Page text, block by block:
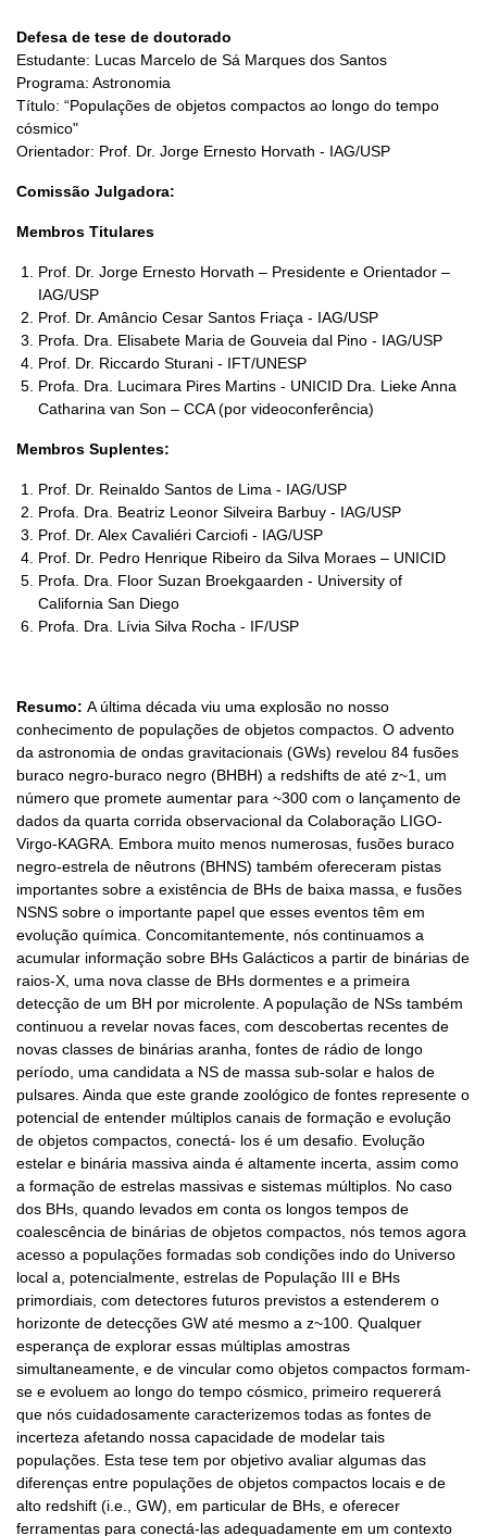
Defesa de tese de doutorado
Estudante: Lucas Marcelo de Sá Marques dos Santos
Programa: Astronomia
Título: “Populações de objetos compactos ao longo do tempo
cósmico"
Orientador: Prof. Dr. Jorge Ernesto Horvath - IAG/USP
Comissão Julgadora:
Membros Titulares
Prof. Dr. Jorge Ernesto Horvath – Presidente e Orientador –
IAG/USP
Prof. Dr. Amâncio Cesar Santos Friaça - IAG/USP
Profa. Dra. Elisabete Maria de Gouveia dal Pino - IAG/USP
Prof. Dr. Riccardo Sturani - IFT/UNESP
Profa. Dra. Lucimara Pires Martins - UNICID Dra. Lieke Anna
Catharina van Son – CCA (por videoconferência)
Membros Suplentes:
Prof. Dr. Reinaldo Santos de Lima - IAG/USP
Profa. Dra. Beatriz Leonor Silveira Barbuy - IAG/USP
Prof. Dr. Alex Cavaliéri Carciofi - IAG/USP
Prof. Dr. Pedro Henrique Ribeiro da Silva Moraes – UNICID
Profa. Dra. Floor Suzan Broekgaarden - University of
California San Diego
Profa. Dra. Lívia Silva Rocha - IF/USP
Resumo: A última década viu uma explosão no nosso
conhecimento de populações de objetos compactos. O advento
da astronomia de ondas gravitacionais (GWs) revelou 84 fusões
buraco negro-buraco negro (BHBH) a redshifts de até z~1, um
número que promete aumentar para ~300 com o lançamento de
dados da quarta corrida observacional da Colaboração LIGO-
Virgo-KAGRA. Embora muito menos numerosas, fusões buraco
negro-estrela de nêutrons (BHNS) também ofereceram pistas
importantes sobre a existência de BHs de baixa massa, e fusões
NSNS sobre o importante papel que esses eventos têm em
evolução química. Concomitantemente, nós continuamos a
acumular informação sobre BHs Galácticos a partir de binárias de
raios-X, uma nova classe de BHs dormentes e a primeira
detecção de um BH por microlente. A população de NSs também
continuou a revelar novas faces, com descobertas recentes de
novas classes de binárias aranha, fontes de rádio de longo
período, uma candidata a NS de massa sub-solar e halos de
pulsares. Ainda que este grande zoológico de fontes represente o
potencial de entender múltiplos canais de formação e evolução
de objetos compactos, conectá- los é um desafio. Evolução
estelar e binária massiva ainda é altamente incerta, assim como
a formação de estrelas massivas e sistemas múltiplos. No caso
dos BHs, quando levados em conta os longos tempos de
coalescência de binárias de objetos compactos, nós temos agora
acesso a populações formadas sob condições indo do Universo
local a, potencialmente, estrelas de População III e BHs
primordiais, com detectores futuros previstos a estenderem o
horizonte de detecções GW até mesmo a z~100. Qualquer
esperança de explorar essas múltiplas amostras
simultaneamente, e de vincular como objetos compactos formam-
se e evoluem ao longo do tempo cósmico, primeiro requererá
que nós cuidadosamente caracterizemos todas as fontes de
incerteza afetando nossa capacidade de modelar tais
populações. Esta tese tem por objetivo avaliar algumas das
diferenças entre populações de objetos compactos locais e de
alto redshift (i.e., GW), em particular de BHs, e oferecer
ferramentas para conectá-las adequadamente em um contexto